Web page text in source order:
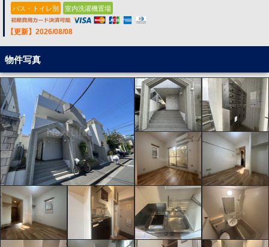
バス・トイレ別 室内洗濯機置場
【更新】2026/08/08
物件写真